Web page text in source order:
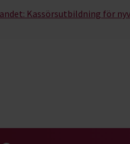
Kassörsutbildning för